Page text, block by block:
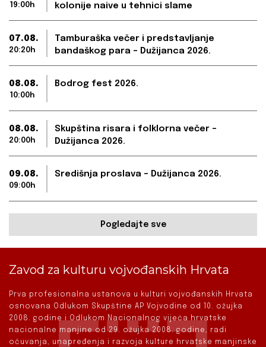
19:00h
kolonije naive u tehnici slame
07.08.
20:20h
Tamburaška večer i predstavljanje
bandaškog para – Dužijanca 2026.
08.08.
10:00h
Bodrog fest 2026.
08.08.
20:00h
Skupština risara i folklorna večer –
Dužijanca 2026.
09.08.
09:00h
Središnja proslava – Dužijanca 2026.
Pogledajte sve
Zavod za kulturu vojvođanskih Hrvata
Prva profesionalna ustanova u kulturi vojvođanskih Hrvata
osnovana Odlukom Skupštine AP Vojvodine od 10. ožujka
2008. godine i Odlukom Nacionalnog vijeća hrvatske
nacionalne manjine od 29. ožujka 2008. godine, radi
očuvanja, unapređenja i razvoja kulture hrvatske manjinske